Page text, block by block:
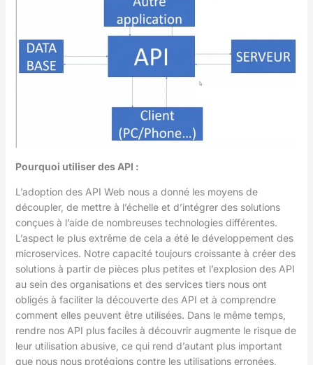
Pourquoi utiliser des API :
L’adoption des API Web nous a donné les moyens de
découpler, de mettre à l’échelle et d’intégrer des solutions
conçues à l’aide de nombreuses technologies différentes.
L’aspect le plus extrême de cela a été le développement des
microservices. Notre capacité toujours croissante à créer des
solutions à partir de pièces plus petites et l’explosion des API
au sein des organisations et des services tiers nous ont
obligés à faciliter la découverte des API et à comprendre
comment elles peuvent être utilisées. Dans le même temps,
rendre nos API plus faciles à découvrir augmente le risque de
leur utilisation abusive, ce qui rend d’autant plus important
que nous nous protégions contre les utilisations erronées,